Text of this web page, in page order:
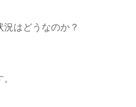
はどうなのか？